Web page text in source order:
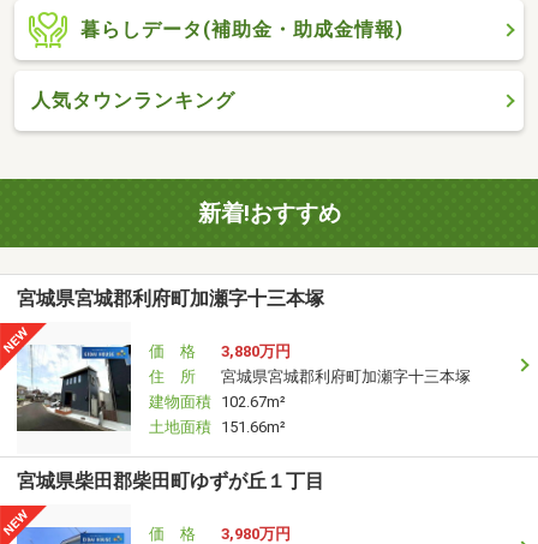
暮らしデータ(補助金・助成金情報)
人気タウンランキング
新着!おすすめ
宮城県宮城郡利府町加瀬字十三本塚
価 格
3,880万円
住 所
宮城県宮城郡利府町加瀬字十三本塚
建物面積 102.67m²
土地面積 151.66m²
宮城県柴田郡柴田町ゆずが丘１丁目
価 格
3,980万円